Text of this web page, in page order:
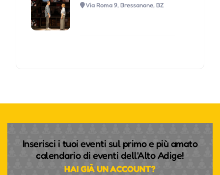
Via Roma 9, Bressanone, BZ
Inserisci i tuoi eventi sul primo e più amato
calendario di eventi dell'Alto Adige!
HAI GIÀ UN ACCOUNT?